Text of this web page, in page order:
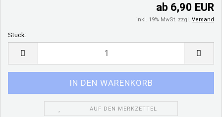
ab 6,90 EUR
inkl. 19% MwSt. zzgl. Versand
Stück:
AUF DEN MERKZETTEL